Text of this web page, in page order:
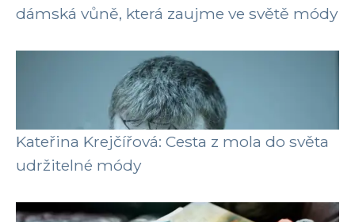
dámská vůně, která zaujme ve světě módy
Kateřina Krejčířová: Cesta z mola do světa
udržitelné módy